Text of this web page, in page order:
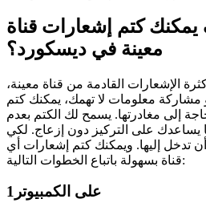
يمكنك كتم إشعارات قناة
معينة في ديسكورد؟
الإشعارات القادمة من قناة معينة،
مشاركة معلومات لا تهمك، يمكنك كتم
إلى مغادرتها. يسمح لك الكتم بعدم
يساعدك على التركيز دون إزعاج. لكي
تدخل إليها. ويمكنك كتم إشعارات أي
قناة بسهولة باتباع الخطوات التالية:
1 على الكمبيوتر